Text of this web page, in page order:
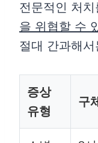
전문적인 처
을 위협할 수
절대 간과해
증상
유형
구